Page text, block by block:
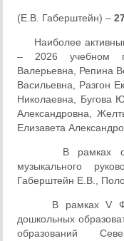
(Е.В. Габерштейн) –
Наиболее
– 2026 учебном
Валерьевна, Репина
Васильевна, Разгон
Николаевна, Бугова
Александровна,
Елизавета
В рамках
музыкального
Габерштейн Е.В.,
В рамках V
дошкольных
образований